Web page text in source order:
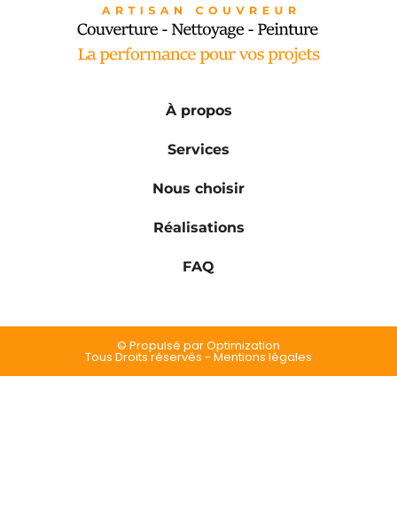
À propos
Services
Nous choisir
Réalisations
FAQ
© Propulsé par Optimization
Tous Droits réservés - Mentions légales